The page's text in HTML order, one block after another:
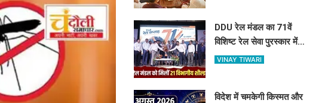
DDU रेल मंडल का 71वें
विशिष्ट रेल सेवा पुरस्कार में
जलवा: 21 शील्ड पर कब्जा,
VINAY TIWARI
विदेश में चमकेगी किस्मत और